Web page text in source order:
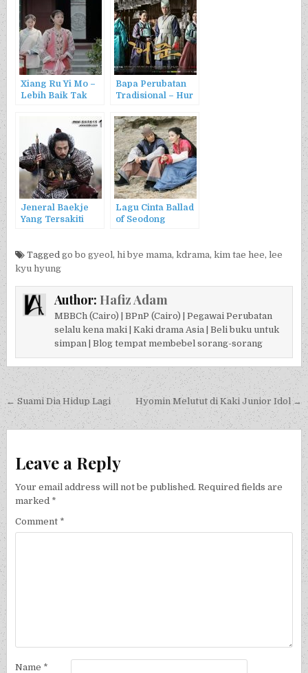
Xiang Ru Yi Mo –
Lebih Baik Tak
Bapa Perubatan
Tradisional – Hur
Jeneral Baekje
Yang Tersakiti
Lagu Cinta Ballad
of Seodong
Taggedgo bo gyeol,hi bye mama,kdrama,kim tae hee,lee
kyu hyung
Author: Hafiz Adam
MBBCh (Cairo) | BPnP (Cairo) | Pegawai Perubatan
selalu kena maki | Kaki drama Asia | Beli buku untuk
simpan | Blog tempat membebel sorang-sorang
Post navigation
← Suami Dia Hidup Lagi Hyomin Melutut di Kaki Junior Idol →
Leave a Reply
Your email address will not be published. Required fields are
marked *
Comment *
Name *